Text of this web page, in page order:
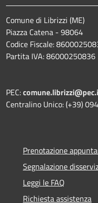
Comune di Librizzi (ME)
Piazza Catena - 98064
Codice Fiscale:
Partita IVA: 86000250836
PEC:
Centralino Unico: (+39)
Prenotazione
Segnalazione
Leggi le FAQ
Richiesta assistenza